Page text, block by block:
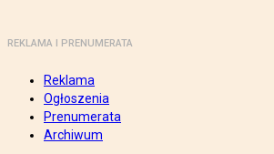
REKLAMA I PRENUMERATA
Reklama
Ogłoszenia
Prenumerata
Archiwum